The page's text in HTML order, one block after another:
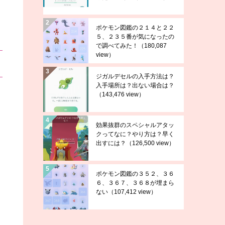
ポケモン図鑑の２１４と２２
５、２３５番が気になったの
で調べてみた！
（180,087
view）
ジガルデセルの入手方法は？
入手場所は？出ない場合は？
（143,476 view）
効果抜群のスペシャルアタッ
クってなに？やり方は？早く
出すには？
（126,500 view）
ポケモン図鑑の３５２、３６
６、３６７、３６８が埋まら
ない （107,412 view）